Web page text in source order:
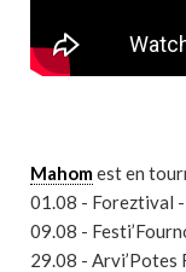
Mahomest en
01.08 - Foreztival
09.08 -
29.08 - Arvi’Potes